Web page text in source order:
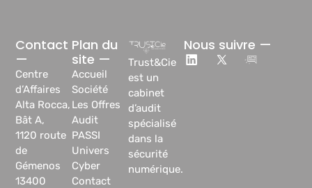
Trust&Cie
est un
cabinet
d’audit
spécialisé
dans la
sécurité
numérique.
Plan du
site —
Accueil
Société
Les Offres
Audit
PASSI
Univers
Cyber
Contact
Contact
—
Centre
d’Affaires
Alta Rocca,
Bât A,
1120 route
de
Gémenos
13400
Nous suivre —